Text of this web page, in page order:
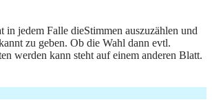
in jedem Falle dieStimmen auszuzählen und
zu geben. Ob die Wahl dann evtl.
werden kann steht auf einem anderen Blatt.